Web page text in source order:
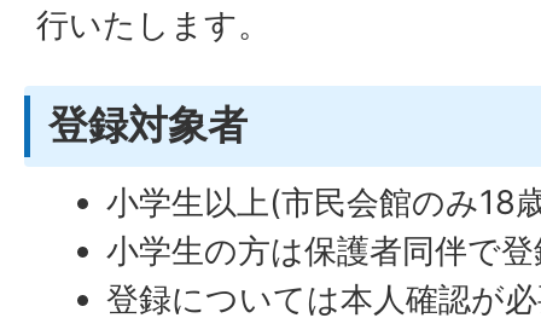
行いたします。
登録対象者
小学生以上(市民会館のみ18
小学生の方は保護者同伴で
登録については本人確認が